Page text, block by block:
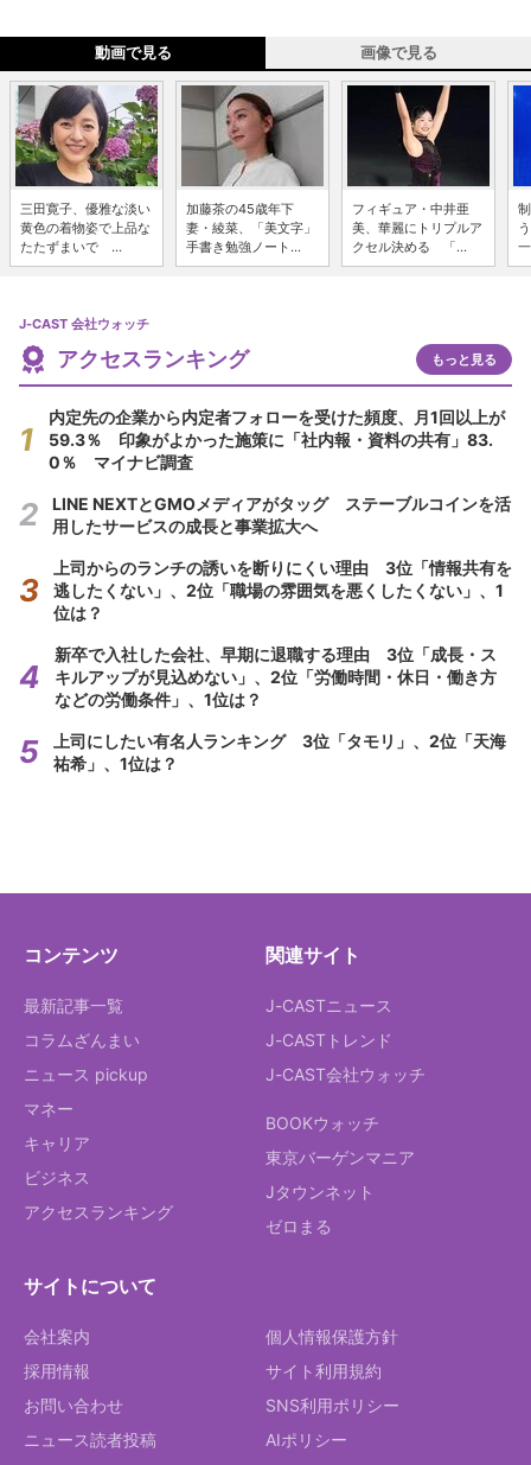
動画で見る 画像で見る
三田寛子、優雅な淡い
黄色の着物姿で上品な
たたずまいで ...
加藤茶の45歳年下
妻・綾菜、「美文字」
手書き勉強ノート...
フィギュア・中井亜
美、華麗にトリプルア
クセル決める 「...
J-CAST 会社ウォッチ
アクセスランキング もっと見る
内定先の企業から内定者フォローを受けた頻度、月1回以上が
59.3％ 印象がよかった施策に「社内報・資料の共有」83.
0％ マイナビ調査
LINE NEXTとGMOメディアがタッグ ステーブルコインを活
用したサービスの成長と事業拡大へ
上司からのランチの誘いを断りにくい理由 3位「情報共有を
逃したくない」、2位「職場の雰囲気を悪くしたくない」、1
位は？
新卒で入社した会社、早期に退職する理由 3位「成長・ス
キルアップが見込めない」、2位「労働時間・休日・働き方
などの労働条件」、1位は？
上司にしたい有名人ランキング 3位「タモリ」、2位「天海
祐希」、1位は？
コンテンツ
最新記事一覧
コラムざんまい
ニュース pickup
マネー
キャリア
ビジネス
アクセスランキング
関連サイト
J-CASTニュース
J-CASTトレンド
J-CAST会社ウォッチ
BOOKウォッチ
東京バーゲンマニア
Jタウンネット
ゼロまる
サイトについて
会社案内
採用情報
お問い合わせ
ニュース読者投稿
個人情報保護方針
サイト利用規約
SNS利用ポリシー
AIポリシー